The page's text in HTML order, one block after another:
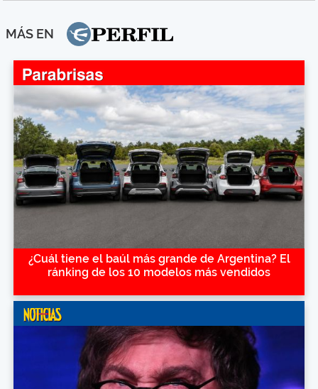
MÁS EN
¿Cuál tiene el baúl más grande de Argentina? El
ránking de los 10 modelos más vendidos